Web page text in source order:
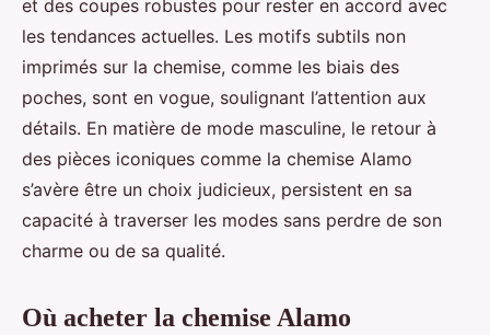
et des coupes robustes pour rester en accord avec
les tendances actuelles. Les motifs subtils non
imprimés sur la chemise, comme les biais des
poches, sont en vogue, soulignant l’attention aux
détails. En matière de mode masculine, le retour à
des pièces iconiques comme la chemise Alamo
s’avère être un choix judicieux, persistent en sa
capacité à traverser les modes sans perdre de son
charme ou de sa qualité.
Où acheter la chemise Alamo